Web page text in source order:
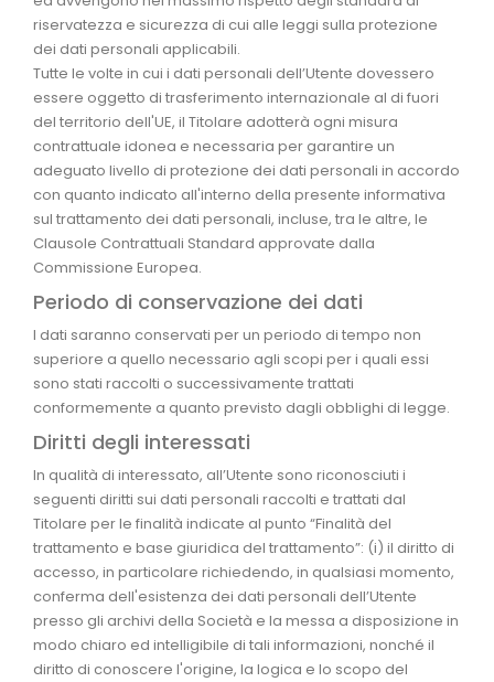
riservatezza e sicurezza di cui alle leggi sulla protezione
dei dati personali applicabili.
Tutte le volte in cui i dati personali dell’Utente dovessero
essere oggetto di trasferimento internazionale al di fuori
del territorio dell'UE, il Titolare adotterà ogni misura
contrattuale idonea e necessaria per garantire un
adeguato livello di protezione dei dati personali in accordo
con quanto indicato all'interno della presente informativa
sul trattamento dei dati personali, incluse, tra le altre, le
Clausole Contrattuali Standard approvate dalla
Commissione Europea.
Periodo di conservazione dei dati
I dati saranno conservati per un periodo di tempo non
superiore a quello necessario agli scopi per i quali essi
sono stati raccolti o successivamente trattati
conformemente a quanto previsto dagli obblighi di legge.
Diritti degli interessati
In qualità di interessato, all’Utente sono riconosciuti i
seguenti diritti sui dati personali raccolti e trattati dal
Titolare per le finalità indicate al punto “Finalità del
trattamento e base giuridica del trattamento”: (i) il diritto di
accesso, in particolare richiedendo, in qualsiasi momento,
conferma dell'esistenza dei dati personali dell’Utente
presso gli archivi della Società e la messa a disposizione in
modo chiaro ed intelligibile di tali informazioni, nonché il
diritto di conoscere l'origine, la logica e lo scopo del